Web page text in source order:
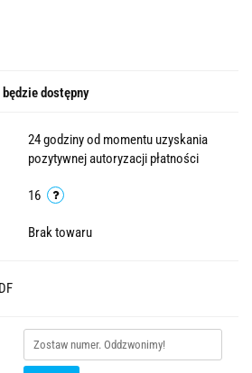
dostępny
24 godziny od momentu uzyskania
pozytywnej autoryzacji płatności
16
Brak towaru